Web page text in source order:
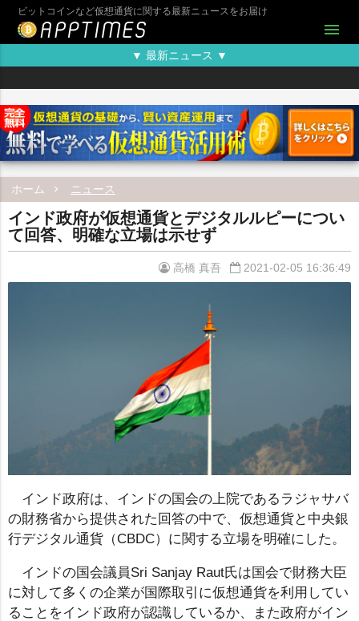
ビットコインなど仮想通貨に関する最新ニュースをお届け
menu
▼ 最新ニュース ▼
ホーム ニュース
インド政府が仮想通貨とデジタルルピーについ
て回答、明確な立場は示せず
高橋 真吾 2021-02-05 16:36:49
インド政府は、インドの国会の上院であるラジャサバ
の財務省から提供された回答の中で、仮想通貨と中央銀
行デジタル通貨（CBDC）に関する立場を明確にした。
インドの国会議員Sri Sanjay Raut氏は国会で財務大臣
に対して多くの企業が国際取引に仮想通貨を利用してい
ることをインド政府が認識しているか、また政府がイン